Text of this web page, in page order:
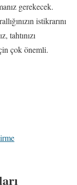
gerekecek.
istikrarını
tahtınızı
çok önemli.